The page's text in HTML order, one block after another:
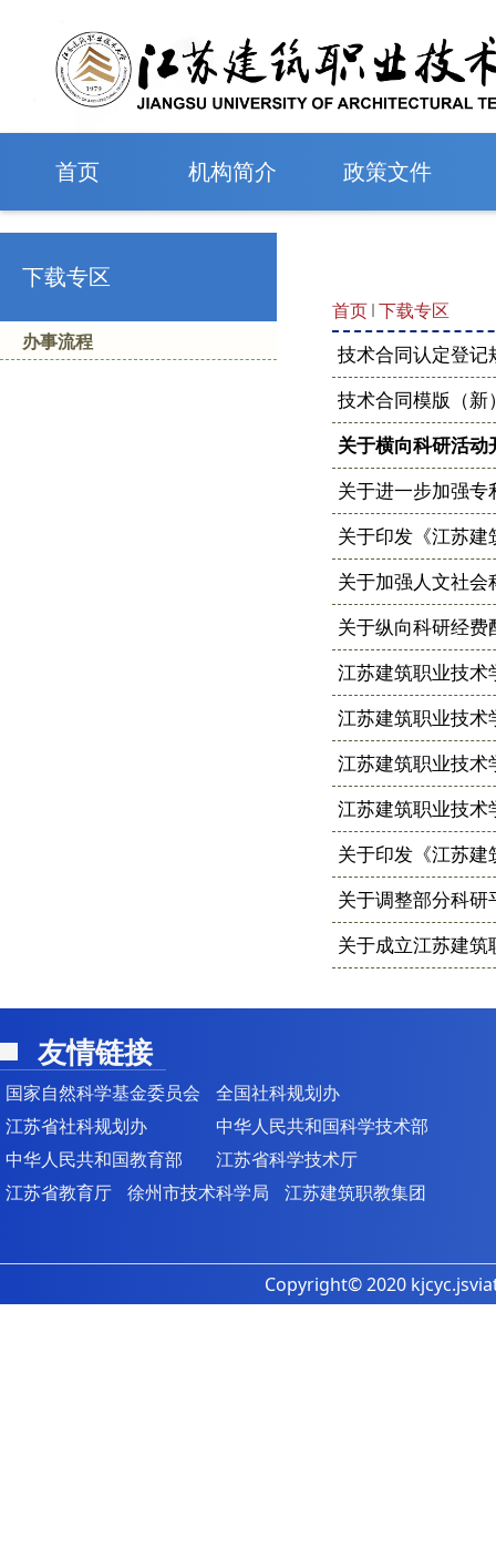
首页 机构简介 政策文件
下载专区
办事流程
首页 下载专区
技术合同认定登记
技术合同模版（新
关于横向科研活
关于进一步加强
关于印发《江苏
关于加强人文社
关于纵向科研经
江苏建筑职业技术
江苏建筑职业技术
江苏建筑职业技术
江苏建筑职业技术
关于印发《江苏
关于调整部分科
关于成立江苏建
友情链接
国家自然科学基金委员会
全国社科规划办
江苏省社科规划办
中华人民共和国科学技术部
中华人民共和国教育部
江苏省科学技术厅
江苏省教育厅
徐州市技术科学局 江苏建筑职教集团
Copyright© 2020